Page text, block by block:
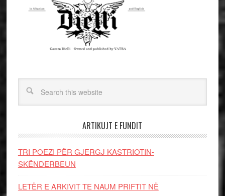
ARTIKUJT E FUNDIT
TRI POEZI PËR GJERGJ KASTRIOTIN-
SKËNDERBEUN
LETËR E ARKIVIT TE NAUM PRIFTIT NË